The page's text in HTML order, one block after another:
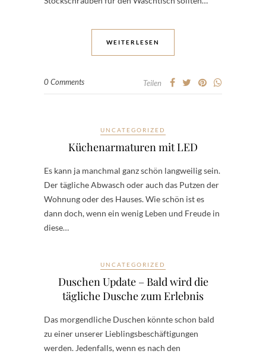
WEITERLESEN
0 Comments Teilen
UNCATEGORIZED
Küchenarmaturen mit LED
Es kann ja manchmal ganz schön langweilig sein.
Der tägliche Abwasch oder auch das Putzen der
Wohnung oder des Hauses. Wie schön ist es
dann doch, wenn ein wenig Leben und Freude in
diese…
UNCATEGORIZED
Duschen Update – Bald wird die
tägliche Dusche zum Erlebnis
Das morgendliche Duschen könnte schon bald
zu einer unserer Lieblingsbeschäftigungen
werden. Jedenfalls, wenn es nach den